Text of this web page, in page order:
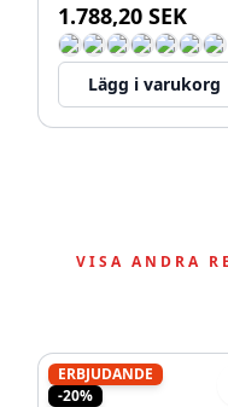
1.788,20 SEK
Lägg i varukorg
VISA ANDRA
ERBJUDANDE
-20%